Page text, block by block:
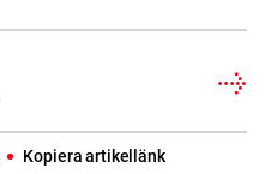
Kopiera artikellänk